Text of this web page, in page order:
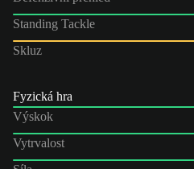
Standing Tackle
Skluz
Fyzická hra
Výskok
Vytrvalost